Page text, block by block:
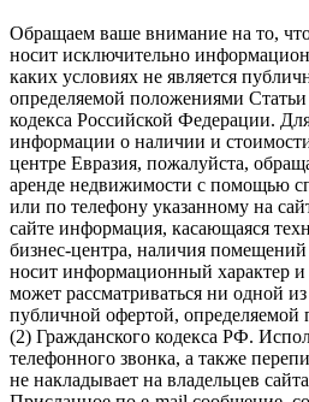
Обращаем ваше внимание на то,
носит исключительно
каких условиях не является
определяемой положениями
кодекса Российской Федерации.
информации о наличии и
центре Евразия, пожалуйста,
аренде недвижимости с помощью
или по телефону указанному на
сайте информация, касающаяся
бизнес-центра, наличия
носит информационный характер
может рассматриваться ни одной из
публичной офертой,
(2) Гражданского кодекса РФ.
телефонного звонка, а также
не накладывает на владельцев